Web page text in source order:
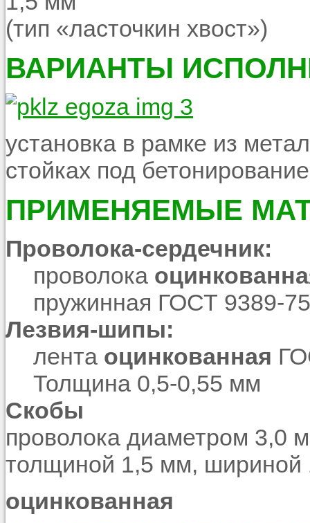
(тип «ласточкин хвост»)
ВАРИАНТЫ
установка в рамке из
стойках под бетонирование
ПРИМЕНЯЕМЫЕ
Проволока-сердечник:
проволока
пружинная ГОСТ 9389-
Лезвия-шипы:
лента оцинкованная
Толщина 0,5-0,55 мм
Скобы
проволока диаметром 3,0
толщиной 1,5 мм, шириной
оцинкованная